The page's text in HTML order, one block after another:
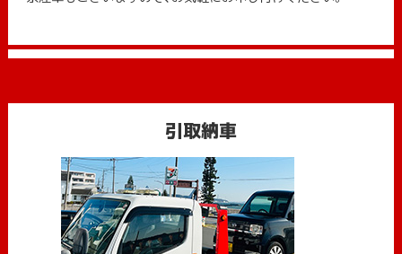
引取納車